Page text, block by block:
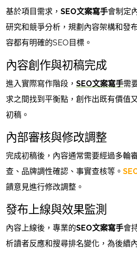
基於項目需求， SEO文案寫手會制定
研究和競爭分析，規劃內容架構和發
容都有明確的SEO目標。
內容創作與初稿完成
進入實際寫作階段， SEO文案寫手需
求之間找到平衡點，創作出既有價值
初稿。
內部審核與修改調整
完成初稿後，內容通常需要經過多輪
查、品牌調性確認、事實查核等。
饋意見進行修改調整。
發布上線與效果監測
內容上線後，專業的SEO文案寫手會
析讀者反應和搜尋排名變化，為後續